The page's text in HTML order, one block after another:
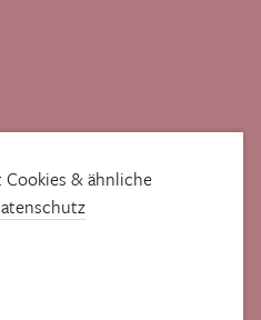
& ähnliche
Seite von unseren WordPress-